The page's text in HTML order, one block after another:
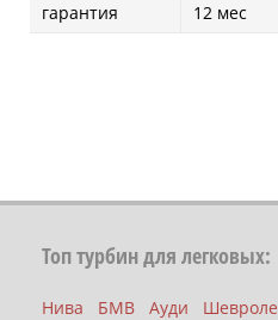
гарантия
12 мес
Топ турбин для легковых:
Нива БМВ Ауди Шевроле